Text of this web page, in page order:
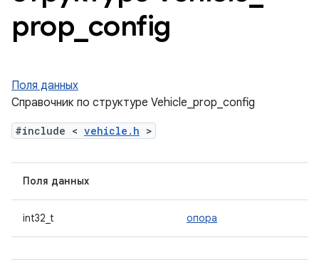
prop config
Поля данных
Справочник по структуре Vehicle_prop_config
#include < vehicle.h >
Поля данных
int32_t опора